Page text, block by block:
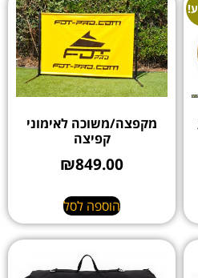
מקפצה/משוכה לאימוני
קפיצה
₪849.00
הוספה לסל